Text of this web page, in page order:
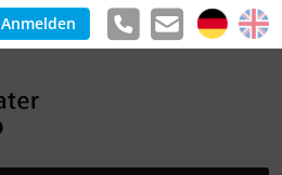
Anmelden